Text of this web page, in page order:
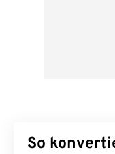
So